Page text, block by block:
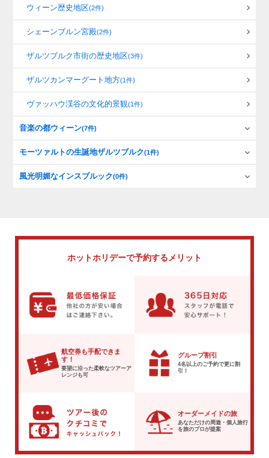
ウィーン歴史地区(2件)
シェーンブルン宮殿(2件)
ザルツブルク市街の歴史地区(3件)
ザルツカンマーグート地方(1件)
ヴァッハウ渓谷の文化的景観(1件)
音楽の都ウィーン(7件)
モーツァルトの生誕地ザルツブルク(1件)
風光明媚なインスブルック(0件)
ホットホリデーで予約するメリット
航空券も手配できま
す！
要望に沿った柔軟なツアーア
レンジも可
グループ割引
4名以上のご予約で更に割
引！
オーダーメイドの旅
あなただけの周遊・個人旅行
を旅のプロが提案